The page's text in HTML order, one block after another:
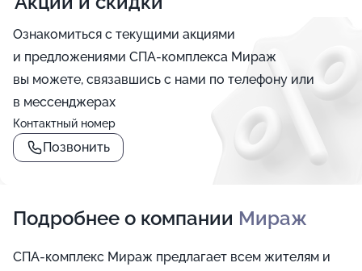
Ознакомиться с текущими акциями
и предложениями СПА-комплекса Мираж
вы можете, связавшись с нами по телефону или
в мессенджерах
Контактный номер
Позвонить
Подробнее о компании Мираж
СПА-комплекс Мираж предлагает всем жителям и